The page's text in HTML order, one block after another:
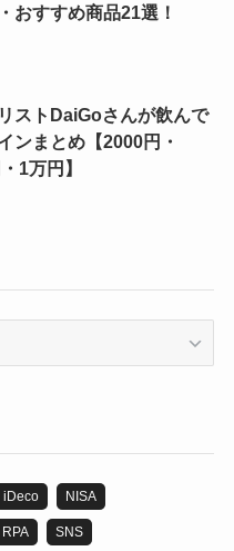
おすすめ商品21選！
ストDaiGoさんが飲んで
ンまとめ【2000円・
1万円】
iDeco NISA
RPA SNS